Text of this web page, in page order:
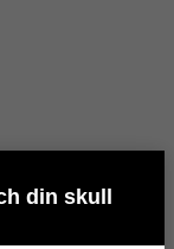
din skull